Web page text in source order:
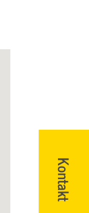
Kontakt